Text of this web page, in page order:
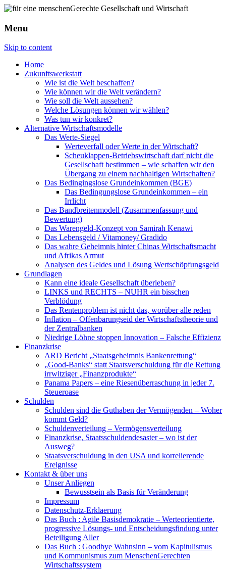
Menu
Skip to content
Home
Zukunftswerkstatt
Wie ist die Welt beschaffen?
Wie können wir die Welt verändern?
Wie soll die Welt aussehen?
Welche Lösungen können wir wählen?
Was tun wir konkret?
Alternative Wirtschaftsmodelle
Das Werte-Siegel
Werteverfall oder Werte in der Wirtschaft?
Scheuklappen-Betriebswirtschaft darf nicht die
Gesellschaft bestimmen – wie schaffen wir den
Übergang zu einem nachhaltigen Wirtschaften?
Das Bedingingslose Grundeinkommen (BGE)
Das Bedingungslose Grundeinkommen – ein
Irrlicht
Das Bandbreitenmodell (Zusammenfassung und
Bewertung)
Das Warengeld-Konzept von Samirah Kenawi
Das Lebensgeld / Vitamoney/ Gradido
Das wahre Geheimnis hinter Chinas Wirtschaftsmacht
und Afrikas Armut
Analysen des Geldes und Lösung Wertschöpfungsgeld
Grundlagen
Kann eine ideale Gesellschaft überleben?
LINKS und RECHTS – NUHR ein bisschen
Verblödung
Das Rentenproblem ist nicht das, worüber alle reden
Inflation – Offenbarungseid der Wirtschaftstheorie und
der Zentralbanken
Niedrige Löhne stoppen Innovation – Falsche Effizienz
Finanzkrise
ARD Bericht „Staatsgeheimnis Bankenrettung“
„Good-Banks“ statt Staatsverschuldung für die Rettung
irrwitziger „Finanzprodukte“
Panama Papers – eine Riesenüberraschung in jeder 7.
Steueroase
Schulden
Schulden sind die Guthaben der Vermögenden – Woher
kommt Geld?
Schuldenverteilung – Vermögensverteilung
Finanzkrise, Staatsschuldendesaster – wo ist der
Ausweg?
Staatsverschuldung in den USA und korrelierende
Ereignisse
Kontakt & über uns
Unser Anliegen
Bewusstsein als Basis für Veränderung
Impressum
Datenschutz-Erklaerung
Das Buch : Agile Basisdemokratie – Werteorientierte,
progressive Lösungs- und Entscheidungsfindung unter
Beteiligung Aller
Das Buch : Goodbye Wahnsinn – vom Kapitulismus
und Kommunismus zum MenschenGerechten
Wirtschaftssystem